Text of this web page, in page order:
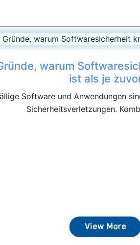
warum
ist als je
Software und Anwendungen
Sicherheitsverletzungen.
View More